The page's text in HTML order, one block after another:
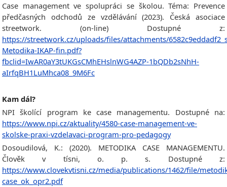
Case management ve spolupráci se školou. Téma: Prevence
předčasných odchodů ze vzdělávání (2023). Česká asociace
streetwork. (on-line) Dostupné z:
https://streetwork.cz/uploads/files/attachments/
Metodika-IKAP-fin.pdf?
fbclid=IwAR0aY3tUKGsCMhEHslnWG4AZP-1bQDb2sNhH-
aIrfqBH1LuMhca08_9M6Fc
Kam dál?
NPI školící program ke case managementu. Dostupné na:
https://www.npi.cz/aktuality/4580-case-management-ve-
skolske-praxi-vzdelavaci-program-pro-pedagogy
Dosoudilová, K.: (2020). METODIKA CASE MANAGEMENTU.
Člověk v tísni, o. p. s. Dostupné z:
https://www.clovekvtisni.cz/media/publications/1462/file/
case_ok_opr2.pdf